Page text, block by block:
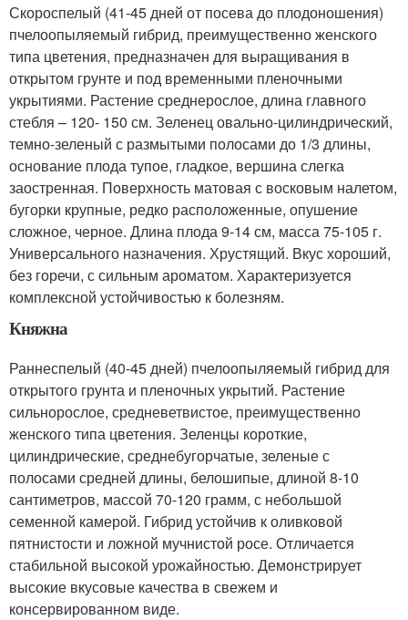
Скороспелый (41-45 дней от посева до плодоношения)
пчелоопыляемый гибрид, преимущественно женского
типа цветения, предназначен для выращивания в
открытом грунте и под временными пленочными
укрытиями. Растение среднерослое, длина главного
стебля – 120- 150 см. Зеленец овально-цилиндрический,
темно-зеленый с размытыми полосами до 1/3 длины,
основание плода тупое, гладкое, вершина слегка
заостренная. Поверхность матовая с восковым налетом,
бугорки крупные, редко расположенные, опушение
сложное, черное. Длина плода 9-14 см, масса 75-105 г.
Универсального назначения. Хрустящий. Вкус хороший,
без горечи, с сильным ароматом. Характеризуется
комплексной устойчивостью к болезням.
Княжна
Раннеспелый (40-45 дней) пчелоопыляемый гибрид для
открытого грунта и пленочных укрытий. Растение
сильнорослое, средневетвистое, преимущественно
женского типа цветения. Зеленцы короткие,
цилиндрические, среднебугорчатые, зеленые с
полосами средней длины, белошипые, длиной 8-10
сантиметров, массой 70-120 грамм, с небольшой
семенной камерой. Гибрид устойчив к оливковой
пятнистости и ложной мучнистой росе. Отличается
стабильной высокой урожайностью. Демонстрирует
высокие вкусовые качества в свежем и
консервированном виде.